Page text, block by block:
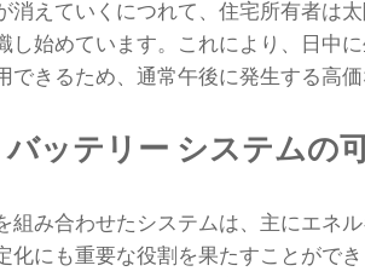
消えていくにつれて、住宅所有者は
し始めています。これにより、日中
できるため、通常午後に発生する高
ッテリー システムの
組み合わせたシステムは、主にエネ
化にも重要な役割を果たすことがで